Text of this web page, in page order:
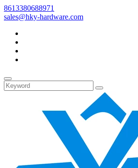
8613380688971
sales@hky-hardware.com